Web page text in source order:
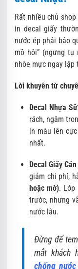
Rất nhiều chủ
in decal giấy
nước ép phải bảo
mồ hôi” (ngưng
nhòe mực ngay lập
Lời khuyên từ
Decal Nhựa
rách, ngâm
in màu lên
nhất.
Decal Giấy
giảm chi phí,
hoặc mờ). Lớp
trước, nhưng
nước lâu.
Đừng để
mắt khách
chống nước